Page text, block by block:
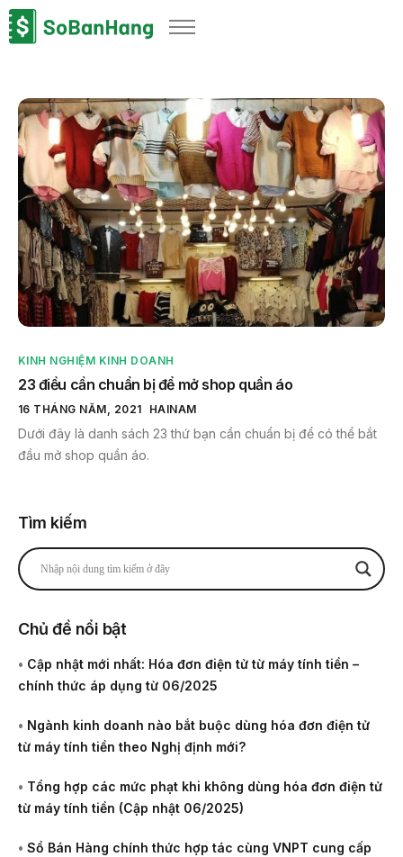
Sản phẩm
Bảng giá
Blog
Thông tin thuế
Về chúng tôi
KINH NGHIỆM KINH DOANH
23 điều cần chuẩn bị để mở shop quần áo
16 THÁNG NĂM, 2021 HAINAM
Dưới đây là danh sách 23 thứ bạn cần chuẩn bị để có thể bắt
đầu mở shop quần áo.
Tìm kiếm
Chủ đề nổi bật
• Cập nhật mới nhất: Hóa đơn điện tử từ máy tính tiền –
chính thức áp dụng từ 06/2025
• Ngành kinh doanh nào bắt buộc dùng hóa đơn điện tử
từ máy tính tiền theo Nghị định mới?
• Tổng hợp các mức phạt khi không dùng hóa đơn điện tử
từ máy tính tiền (Cập nhật 06/2025)
• Sổ Bán Hàng chính thức hợp tác cùng VNPT cung cấp